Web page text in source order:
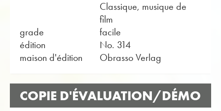
Classique, musique de
film
grade
facile
édition
No. 314
maison d'édition
Obrasso Verlag
COPIE D'ÉVALUATION/DÉMO